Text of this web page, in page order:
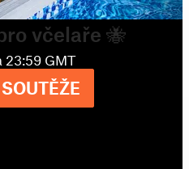
včelaře 🐝
23:59 GMT